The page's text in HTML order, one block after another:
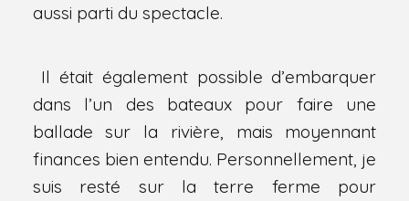
aussi parti du spectacle.
Il était également possible d’embarquer
dans l’un des bateaux pour faire une
ballade sur la rivière, mais moyennant
finances bien entendu. Personnellement, je
suis resté sur la terre ferme pour